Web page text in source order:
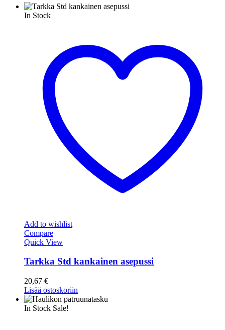
In Stock
Add to wishlist
Compare
Quick View
Tarkka Std kankainen asepussi
20,67 €
Lisää ostoskoriin
In Stock Sale!